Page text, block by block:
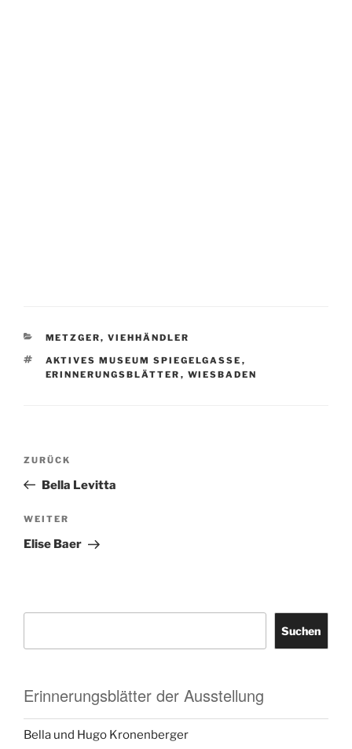
KATEGORIEN
METZGER, VIEHHÄNDLER
SCHLAGWÖRTER
AKTIVES MUSEUM SPIEGELGASSE ,
ERINNERUNGSBLÄTTER , WIESBADEN
Beitragsnavigation
Vorheriger
Beitrag
ZURÜCK
Bella Levitta
Nächster
Beitrag
WEITER
Elise Baer
Suchen
Erinnerungsblätter der Ausstellung
Bella und Hugo Kronenberger